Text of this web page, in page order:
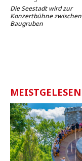
Die Seestadt wird zur
Konzertbühne zwischen
Baugruben
MEISTGELESEN